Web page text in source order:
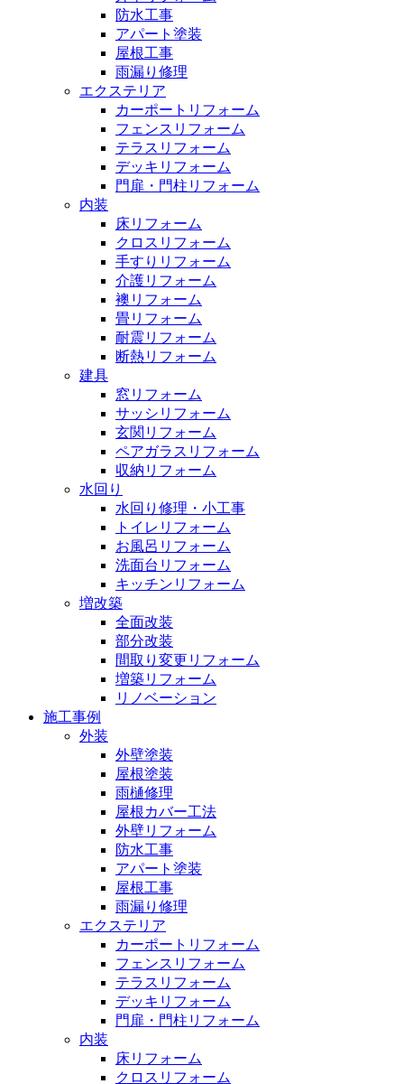
防水工事
アパート塗装
屋根工事
雨漏り修理
エクステリア
カーポートリフォーム
フェンスリフォーム
テラスリフォーム
デッキリフォーム
門扉・門柱リフォーム
内装
床リフォーム
クロスリフォーム
手すりリフォーム
介護リフォーム
襖リフォーム
畳リフォーム
耐震リフォーム
断熱リフォーム
建具
窓リフォーム
サッシリフォーム
玄関リフォーム
ペアガラスリフォーム
収納リフォーム
水回り
水回り修理・小工事
トイレリフォーム
お風呂リフォーム
洗面台リフォーム
キッチンリフォーム
増改築
全面改装
部分改装
間取り変更リフォーム
増築リフォーム
リノベーション
施工事例
外装
外壁塗装
屋根塗装
雨樋修理
屋根カバー工法
外壁リフォーム
防水工事
アパート塗装
屋根工事
雨漏り修理
エクステリア
カーポートリフォーム
フェンスリフォーム
テラスリフォーム
デッキリフォーム
門扉・門柱リフォーム
内装
床リフォーム
クロスリフォーム